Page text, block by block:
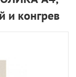
и конгрев